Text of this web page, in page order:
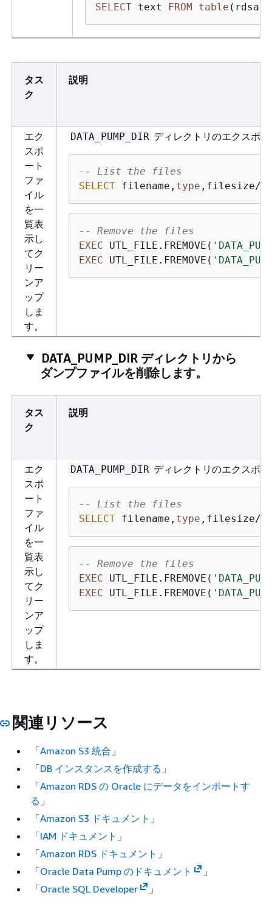
SELECT text FROM table
タス
ク
説明
エク
スポ
ート
ファ
イル
を一
覧表
示し
てク
リー
ンア
ップ
しま
す。
DATA_PUMP_DIR ディレクトリのエクスポ
-- List the files
SELECT filename, type ,filesize/
-- Remove the files
EXEC UTL_FILE.FREMOVE(
EXEC UTL_FILE.FREMOVE(
DATA_PUMP_DIR ディレクトリから
ダンプファイルを削除します。
タス
ク
説明
エク
スポ
ート
ファ
イル
を一
覧表
示し
てク
リー
ンア
ップ
しま
す。
DATA_PUMP_DIR ディレクトリのエクスポ
-- List the files
SELECT filename, type ,filesize/
-- Remove the files
EXEC UTL_FILE.FREMOVE(
EXEC UTL_FILE.FREMOVE(
関連リソース
「Amazon S3 統合 」
「DB インスタンスを作成する 」
「Amazon RDS の Oracle にデータをインポートす
る 」
「Amazon S3 ドキュメント 」
「IAM ドキュメント 」
「Amazon RDS ドキュメント 」
「Oracle Data Pump のドキュメント
」
「Oracle SQL Developer 」